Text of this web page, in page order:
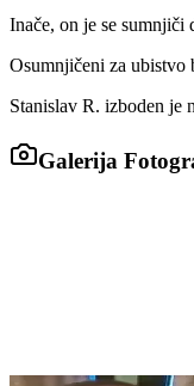
Inače, on je se sumnjiči
Osumnjičeni za ubistvo
Stanislav R. izboden je
Galerija